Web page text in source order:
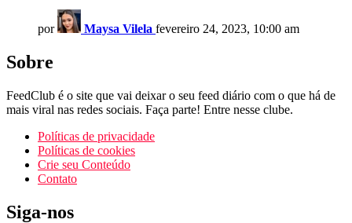
por Maysa Vilela fevereiro 24, 2023, 10:00 am
Sobre
FeedClub é o site que vai deixar o seu feed diário com o que há de
mais viral nas redes sociais. Faça parte! Entre nesse clube.
Políticas de privacidade
Políticas de cookies
Crie seu Conteúdo
Contato
Siga-nos